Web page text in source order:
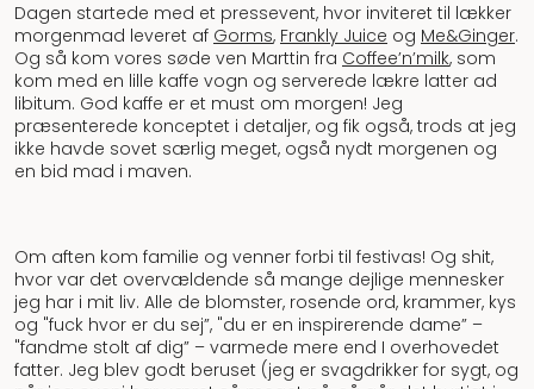
Dagen startede med et pressevent, hvor inviteret til lækker
morgenmad leveret af Gorms, Frankly Juice og Me&Ginger.
Og så kom vores søde ven Marttin fra Coffee’n’milk, som
kom med en lille kaffe vogn og serverede lækre latter ad
libitum. God kaffe er et must om morgen! Jeg
præsenterede konceptet i detaljer, og fik også, trods at jeg
ikke havde sovet særlig meget, også nydt morgenen og
en bid mad i maven.
Om aften kom familie og venner forbi til festivas! Og shit,
hvor var det overvældende så mange dejlige mennesker
jeg har i mit liv. Alle de blomster, rosende ord, krammer, kys
og "fuck hvor er du sej”, "du er en inspirerende dame” –
"fandme stolt af dig” – varmede mere end I overhovedet
fatter. Jeg blev godt beruset (jeg er svagdrikker for sygt, og